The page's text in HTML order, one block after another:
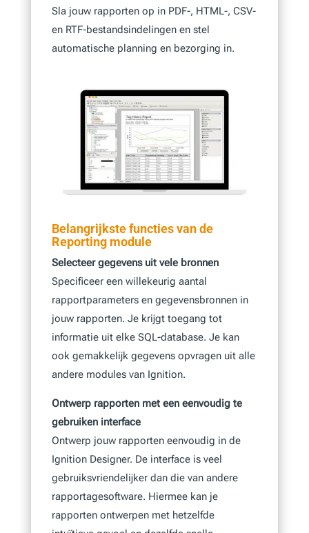
Sla jouw rapporten op in PDF-, HTML-, CSV-
en RTF-bestandsindelingen en stel
automatische planning en bezorging in.
Belangrijkste functies van de
Reporting module
Selecteer gegevens uit vele bronnen
Specificeer een willekeurig aantal
rapportparameters en gegevensbronnen in
jouw rapporten. Je krijgt toegang tot
informatie uit elke SQL-database. Je kan
ook gemakkelijk gegevens opvragen uit alle
andere modules van Ignition.
Ontwerp rapporten met een eenvoudig te
gebruiken interface
Ontwerp jouw rapporten eenvoudig in de
Ignition Designer. De interface is veel
gebruiksvriendelijker dan die van andere
rapportagesoftware. Hiermee kan je
rapporten ontwerpen met hetzelfde